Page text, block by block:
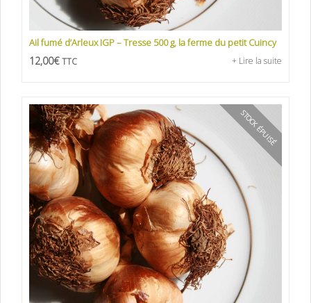
Ail fumé d’Arleux IGP – Tresse 500 g, la ferme du petit Cuincy
12,00€ TTC + Lire la suite
STOCK ÉPUISÉ